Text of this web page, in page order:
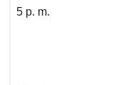
5 p. m.